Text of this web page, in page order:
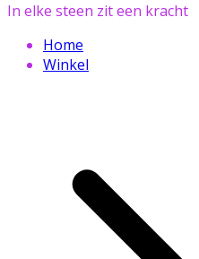
In elke steen zit een kracht
Home
Winkel